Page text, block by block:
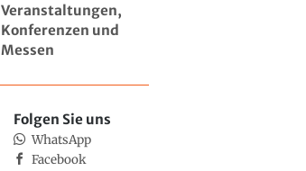
Veranstaltungen,
Konferenzen und
Messen
Folgen Sie uns
WhatsApp
Facebook